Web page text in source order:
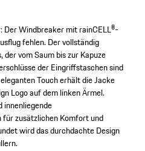
Windbreaker mit rainCELL®-
fehlen. Der vollständig
vom Saum bis zur Kapuze
der Eingriffstaschen sind
Touch erhält die Jacke
Logo auf dem linken Ärmel.
innenliegende
für zusätzlichen Komfort und
wird das durchdachte Design